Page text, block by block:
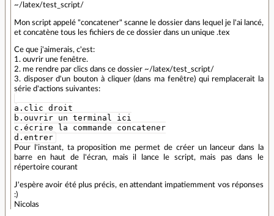
~/latex/test_script/
Mon script appelé "concatener" scanne le dossier dans lequel je l'ai lancé,
et concatène tous les fichiers de ce dossier dans un unique .tex
Ce que j'aimerais, c'est:
1. ouvrir une fenêtre.
2. me rendre par clics dans ce dossier ~/latex/test_script/
3. disposer d'un bouton à cliquer (dans ma fenêtre) qui remplacerait la
série d'actions suivantes:
a.clic droit
b.ouvrir un terminal ici
c.écrire la commande concatener
d.entrer
Pour l'instant, ta proposition me permet de créer un lanceur dans la
barre en haut de l'écran, mais il lance le script, mais pas dans le
répertoire courant
J'espère avoir été plus précis, en attendant impatiemment vos réponses
:)
Nicolas